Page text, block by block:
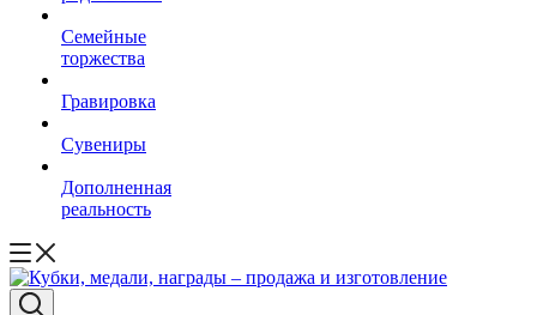
Семейные
торжества
Гравировка
Сувениры
Дополненная
реальность